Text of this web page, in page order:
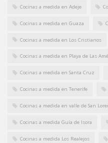
Cocinas a medida en Adeje
Cocinas a medida en Guaza
Cocinas a medida en Los Cristianos
Cocinas a medida en Playa de Las
Cocinas a medida en Santa Cruz
Cocinas a medida en Tenerife
Cocinas a medida en valle de San
Cocinas a medida Guía de Isora
Cocinas a medida Los Realejos